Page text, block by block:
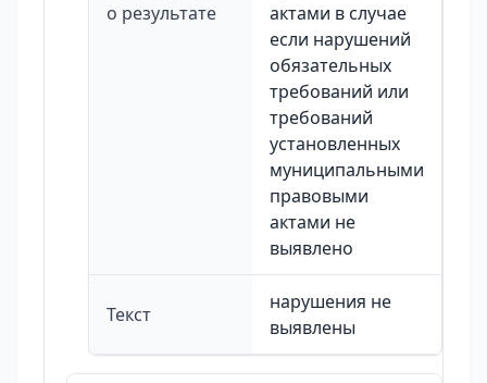
о результате
актами в случае
если нарушений
обязательных
требований или
требований
установленных
муниципальными
правовыми
актами не
выявлено
Текст
нарушения не
выявлены